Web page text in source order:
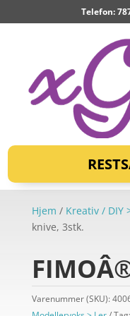
Telefon:
Hjem / Kreativ / DIY
knive, 3stk.
Varenummer (SKU):